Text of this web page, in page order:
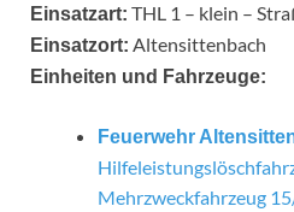
Einsatzart: THL 1 – klein –
Einsatzort: Altensittenbach
Einheiten und Fahrzeuge:
Feuerwehr
Mehrzweckfahrzeug